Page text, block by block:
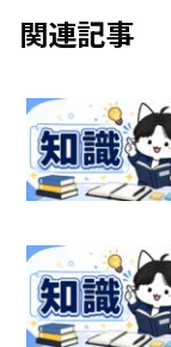
関連記事